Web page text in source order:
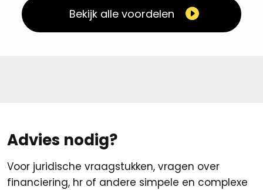
Bekijk alle voordelen
Advies nodig?
Voor juridische vraagstukken, vragen over
financiering, hr of andere simpele en complexe